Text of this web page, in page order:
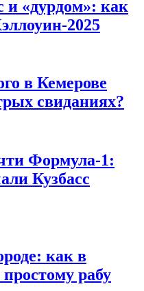
«дурдом»: как
2025
в Кемерове
свиданиях?
Формула-1:
Кузбасс
как в
рабу